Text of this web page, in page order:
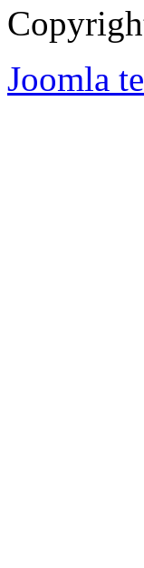
Joomla